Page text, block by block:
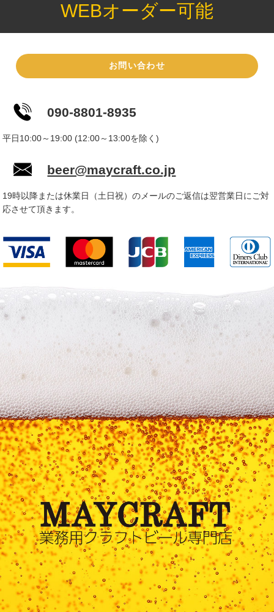
WEBオーダー可能
お問い合わせ
090-8801-8935
平日10:00～19:00 (12:00～13:00を除く)
beer@maycraft.co.jp
19時以降または休業日（土日祝）のメールのご返信は翌営業日にご対
応させて頂きます。